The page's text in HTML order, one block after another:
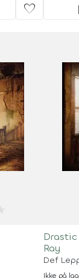
favorite
Ray
Def
Ikke på